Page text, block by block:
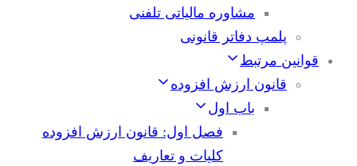
مشاوره مالیاتی تلفنی
پلمپ دفاتر قانونی
قوانین مرتبط
قانون ارزش افزوده
باب اول
فصل اول: قانون ارزش افزوده
کلیات و تعاریف